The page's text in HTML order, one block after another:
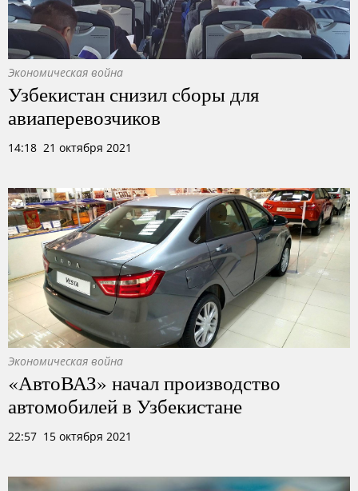
Экономическая война
Узбекистан снизил сборы для
авиаперевозчиков
14:18 21 октября 2021
Экономическая война
«АвтоВАЗ» начал производство
автомобилей в Узбекистане
22:57 15 октября 2021